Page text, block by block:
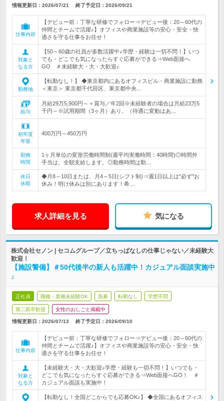
情報更新日：2026/07/21 終了予定日： 2026/09/21
仕事内容
【デビュー前：丁寧な研修でフォロー⇒デビュー後：20～60代の
仲間とチームで活躍♪】オフィスや商業施設等の安心・安全・快
適さを守る仕事をお任せ！
対象と
なる方
【50～60歳の社員が多数活躍中♪学歴・経験は一切不問！】いつ
でも・どこでも気になったらすぐ応募ができる⇒Web面接へ
GO ＃未経験大・大・大歓迎♪
勤務地
【転勤なし！】 ◆東京都内にあるオフィスビル・商業施設に勤務
＜東京＞ 東京都千代田区、東京都中央…
給与
月給29万5,900円～＋賞与／年2回※未経験者の場合は月給23万5
千円～※試用期間（3ヶ月）あり。（待遇に変動はあ…
初年度
年収
400万円～450万円
勤務
時間
1ヶ月単位の変形労働時間制(週平均実働時間：40時間)◎時間外
手当は、全額支給します。◎勤務時間は勤…
休日
休暇
◆月8～10日または、月4～5日(シフト制)⇒週1日以上は"必ず"お
休み！明け休みは別にあります！希…
求人詳細を見る 気になる
株式会社セノン | セコムグループ／立ちっぱなしの仕事じゃない／未経験大
歓迎！
【施設警備】＃50代後半の新人も活躍中！カジュアル面談実施中
♪
正社員 職種・業種未経験OK 急募 転勤なし 学歴不問
第二新卒歓迎 女性のおしごと掲載中
情報更新日：2026/07/13 終了予定日： 2026/09/10
仕事内容
【デビュー前：丁寧な研修でフォロー⇒デビュー後：20～60代の
仲間とチームで活躍♪】オフィスや商業施設等の安心・安全・快
適さを守る仕事をお任せ！
対象と
なる方
【未経験大・大・大歓迎♪学歴・経験も一切不問！】いつでも・
どこでも気になったらすぐ応募ができる⇒Web面接へGO！ ＃
カジュアル面談も実施中！
【転勤なし！全国どこからでも応募OK♪】 ◆全国にあるオフィス